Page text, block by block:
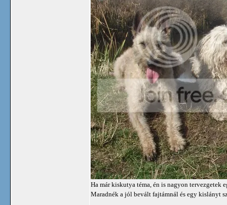
Ha már kiskutya téma, én is nagyon
Maradnék a jól bevált fajtámnál és egy kislányt